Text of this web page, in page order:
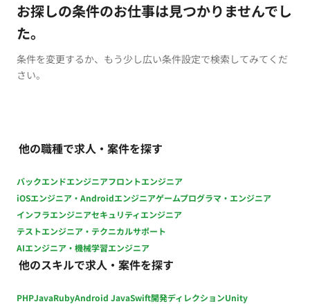
お探しの条件のお仕事は見つかりませんでし
た。
条件を変更するか、もう少し広い条件設定で検索してみてくだ
さい。
他の職種で求人・案件を探す
バックエンドエンジニアフロントエンジニア
iOSエンジニア・Androidエンジニアゲームプログラマ・エンジニア
インフラエンジニアセキュリティエンジニア
テストエンジニア・テクニカルサポート
AIエンジニア・機械学習エンジニア
他のスキルで求人・案件を探す
PHPJavaRubyAndroid JavaSwift開発ディレクションUnity